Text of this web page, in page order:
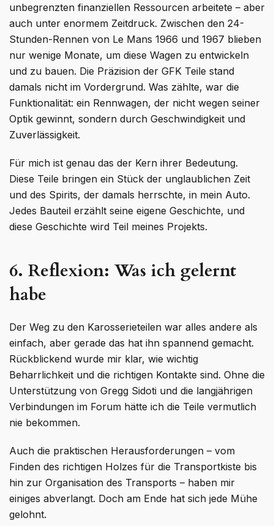
unbegrenzten finanziellen Ressourcen arbeitete – aber
auch unter enormem Zeitdruck. Zwischen den 24-
Stunden-Rennen von Le Mans 1966 und 1967 blieben
nur wenige Monate, um diese Wagen zu entwickeln
und zu bauen. Die Präzision der GFK Teile stand
damals nicht im Vordergrund. Was zählte, war die
Funktionalität: ein Rennwagen, der nicht wegen seiner
Optik gewinnt, sondern durch Geschwindigkeit und
Zuverlässigkeit.
Für mich ist genau das der Kern ihrer Bedeutung.
Diese Teile bringen ein Stück der unglaublichen Zeit
und des Spirits, der damals herrschte, in mein Auto.
Jedes Bauteil erzählt seine eigene Geschichte, und
diese Geschichte wird Teil meines Projekts.
6. Reflexion: Was ich gelernt
habe
Der Weg zu den Karosserieteilen war alles andere als
einfach, aber gerade das hat ihn spannend gemacht.
Rückblickend wurde mir klar, wie wichtig
Beharrlichkeit und die richtigen Kontakte sind. Ohne die
Unterstützung von Gregg Sidoti und die langjährigen
Verbindungen im Forum hätte ich die Teile vermutlich
nie bekommen.
Auch die praktischen Herausforderungen – vom
Finden des richtigen Holzes für die Transportkiste bis
hin zur Organisation des Transports – haben mir
einiges abverlangt. Doch am Ende hat sich jede Mühe
gelohnt.